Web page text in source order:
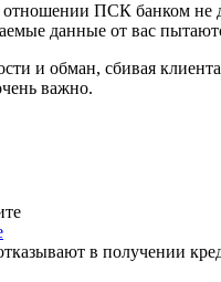
ПСК банком не
данные от вас
и обман, сбивая
важно.
в получении